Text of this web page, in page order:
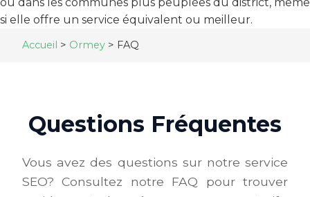
si elle offre un service équivalent ou meilleur.
Accueil > Ormey > FAQ
Questions Fréquentes
Vous avez des questions sur notre service
SEO? Consultez notre FAQ pour trouver